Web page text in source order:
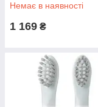
Немає в наявності
1 169 ₴